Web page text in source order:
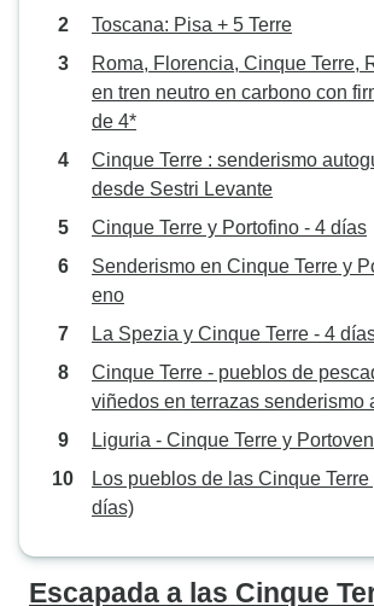
Toscana: Pisa + 5 Terre
Roma, Florencia, Cinque Terre,
en tren neutro en carbono con
de 4*
Cinque Terre : senderismo
desde Sestri Levante
Cinque Terre y Portofino - 4 días
Senderismo en Cinque Terre y
eno
La Spezia y Cinque Terre - 4
Cinque Terre - pueblos de
viñedos en terrazas senderismo
Liguria - Cinque Terre y
Los pueblos de las Cinque
días)
Escapada a las Cinque